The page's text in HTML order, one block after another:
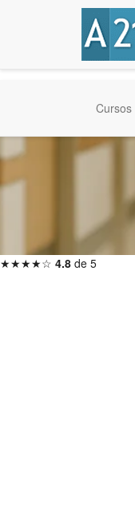
Cursos
★★★★☆ 4.8 de 5